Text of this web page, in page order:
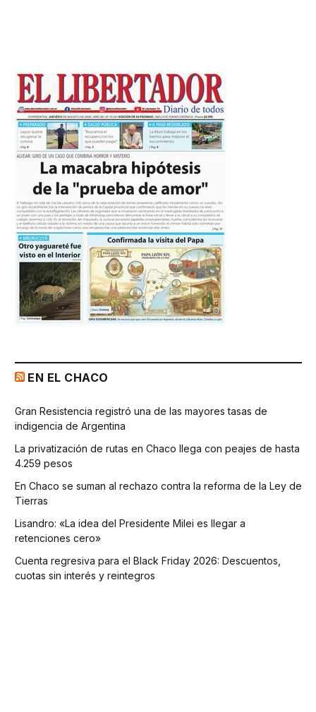
EN EL CHACO
Gran Resistencia registró una de las mayores tasas de
indigencia de Argentina
La privatización de rutas en Chaco llega con peajes de hasta
4.259 pesos
En Chaco se suman al rechazo contra la reforma de la Ley de
Tierras
Lisandro: «La idea del Presidente Milei es llegar a
retenciones cero»
Cuenta regresiva para el Black Friday 2026: Descuentos,
cuotas sin interés y reintegros